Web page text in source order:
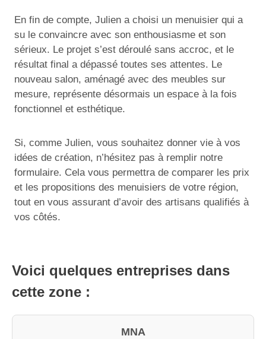
En fin de compte, Julien a choisi un menuisier qui a
su le convaincre avec son enthousiasme et son
sérieux. Le projet s’est déroulé sans accroc, et le
résultat final a dépassé toutes ses attentes. Le
nouveau salon, aménagé avec des meubles sur
mesure, représente désormais un espace à la fois
fonctionnel et esthétique.
Si, comme Julien, vous souhaitez donner vie à vos
idées de création, n’hésitez pas à remplir notre
formulaire. Cela vous permettra de comparer les prix
et les propositions des menuisiers de votre région,
tout en vous assurant d’avoir des artisans qualifiés à
vos côtés.
Voici quelques entreprises dans
cette zone :
MNA